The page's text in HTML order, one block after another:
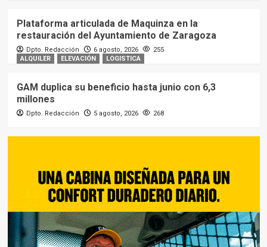
Plataforma articulada de Maquinza en la
restauración del Ayuntamiento de Zaragoza
Dpto. Redacción 6 agosto, 2026
255
ALQUILER
ELEVACIÓN LOGISTICA
GAM duplica su beneficio hasta junio con 6,3
millones
Dpto. Redacción 5 agosto, 2026 268